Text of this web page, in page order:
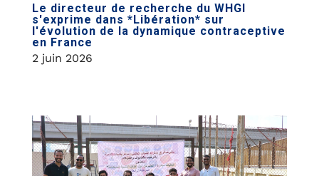
Le directeur de recherche du WHGI
s'exprime dans *Libération* sur
l'évolution de la dynamique contraceptive
en France
2 juin 2026